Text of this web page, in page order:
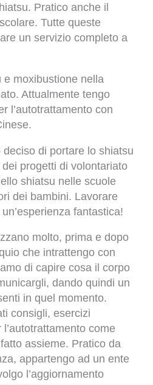
Pratico anche il
Tutte queste
un servizio completo a
moxibustione nella
Attualmente tengo
l’autotrattamento con
di portare lo shiatsu
progetti di volontariato
shiatsu nelle scuole
dei bambini. Lavorare
fantastica!
molto, prima e dopo
che intrattengo con
di capire cosa il corpo
dando quindi un
in quel momento.
consigli, esercizi
come
assieme. Pratico da
appartengo ad un ente
l’aggiornamento